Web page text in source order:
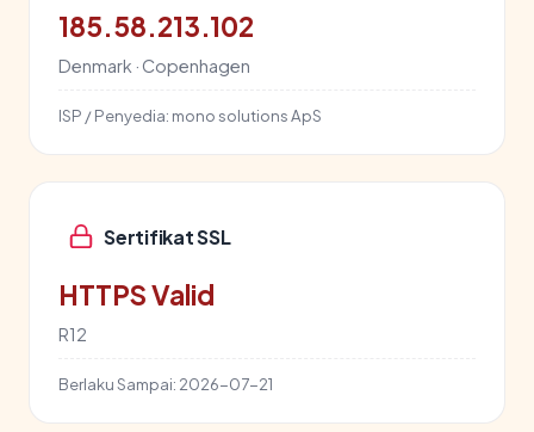
185.58.213.102
Denmark · Copenhagen
ISP / Penyedia: mono solutions ApS
Sertifikat SSL
HTTPS Valid
R12
Berlaku Sampai: 2026-07-21